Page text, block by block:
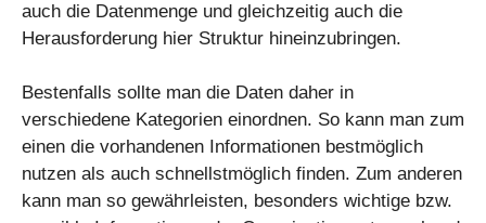
auch die Datenmenge und gleichzeitig auch die
Herausforderung hier Struktur hineinzubringen.
Bestenfalls sollte man die Daten daher in
verschiedene Kategorien einordnen. So kann man zum
einen die vorhandenen Informationen bestmöglich
nutzen als auch schnellstmöglich finden. Zum anderen
kann man so gewährleisten, besonders wichtige bzw.